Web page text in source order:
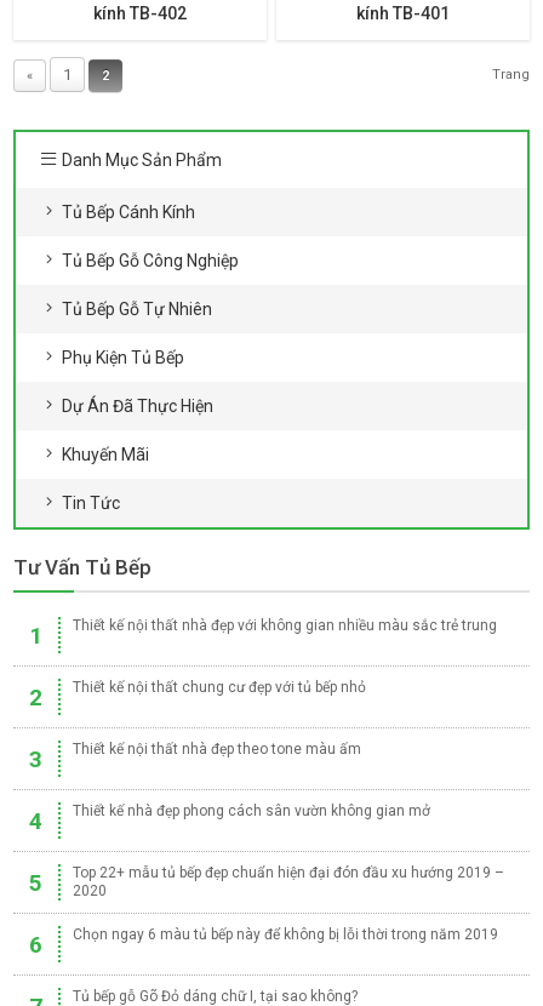
kính TB-402
kính TB-401
Trang
« 1 2
Danh Mục Sản Phẩm
Tủ Bếp Cánh Kính
Tủ Bếp Gỗ Công Nghiệp
Tủ Bếp Gỗ Tự Nhiên
Phụ Kiện Tủ Bếp
Dự Án Đã Thực Hiện
Khuyến Mãi
Tin Tức
Tư Vấn Tủ Bếp
1 Thiết kế nội thất nhà đẹp với không gian nhiều màu sắc trẻ trung
2 Thiết kế nội thất chung cư đẹp với tủ bếp nhỏ
3 Thiết kế nội thất nhà đẹp theo tone màu ấm
4 Thiết kế nhà đẹp phong cách sân vườn không gian mở
5
Top 22+ mẫu tủ bếp đẹp chuẩn hiện đại đón đầu xu hướng 2019 –
2020
6 Chọn ngay 6 màu tủ bếp này để không bị lỗi thời trong năm 2019
Tủ bếp gỗ Gõ Đỏ dáng chữ I, tại sao không?